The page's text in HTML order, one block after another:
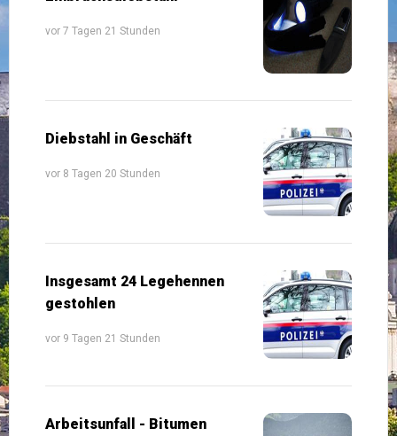
vor 7 Tagen 21 Stunden
Diebstahl in Geschäft
vor 8 Tagen 20 Stunden
Insgesamt 24 Legehennen
gestohlen
vor 9 Tagen 21 Stunden
Arbeitsunfall - Bitumen